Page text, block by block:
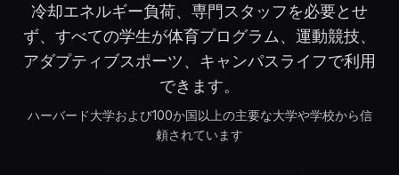
冷却エネルギー負荷、専門スタッフを必要とせ
ず、すべての学生が体育プログラム、運動競技、
アダプティブスポーツ、キャンパスライフで利用
できます。
ハーバード大学および100か国以上の主要な大学や学校から信
頼されています